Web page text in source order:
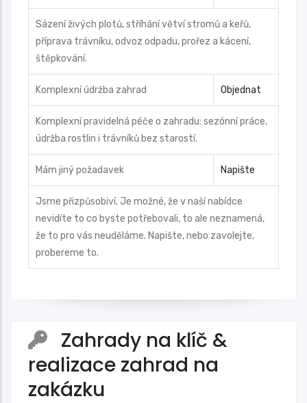
Sázení živých plotů, stříhání větví stromů a keřů,
příprava trávníku, odvoz odpadu, prořez a kácení,
štěpkování.
Komplexní údržba zahrad Objednat
Komplexní pravidelná péče o zahradu: sezónní práce,
údržba rostlin i trávníků bez starostí.
Mám jiný požadavek Napište
Jsme přizpůsobiví. Je možné, že v naší nabídce
nevidíte to co byste potřebovali, to ale neznamená,
že to pro vás neuděláme. Napište, nebo zavolejte,
probereme to.
Zahrady na klíč &
realizace zahrad na
zakázku